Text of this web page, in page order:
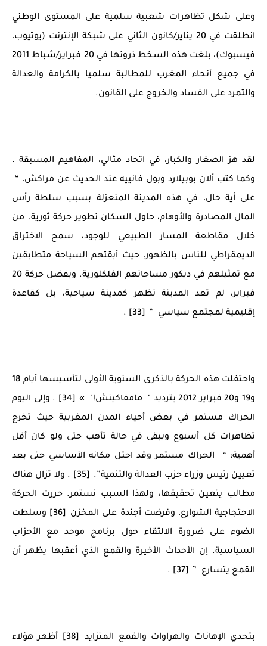
وعلى شكل تظاهرات شعبية سلمية على المستوى الوطني
انطلقت في 20 يناير/كانون الثاني على شبكة الإنترنت (يوتيوب،
فيسبوك)، بلغت هذه السخط ذروتها في 20 فبراير/شباط 2011
في جميع أنحاء المغرب للمطالبة سلميا بالكرامة والعدالة
والتمرد على الفساد والخروج على القانون.
لقد هز الصغار والكبار، في اتحاد مثالي، المفاهيم المسبقة .
وكما كتب ألان بوبيلارد وبول فانييه عند الحديث عن مراكش، “
على أية حال، في هذه المدينة المنعزلة بسبب سلطة رأس
المال المصادرة والأوهام، حاول السكان تطوير حركة ثورية. من
خلال مقاطعة المسار الطبيعي للوجود، سمح الاختراق
الديمقراطي للناس بالظهور، حيث أبقتهم السياحة متطابقين
مع تمثيلهم في ديكور مساحاتهم الفلكلورية. وبفضل حركة 20
فبراير، لم تعد المدينة تظهر كمدينة سياحية، بل كقاعدة
إقليمية لمجتمع سياسي ” [33] .
واحتفلت هذه الحركة بالذكرى السنوية الأولى لتأسيسها أيام 18
و19 و20 فبراير 2012 بترديد " مامفاكينش!" » [34] . وإلى اليوم
الحراك مستمر في بعض أحياء المدن المغربية حيث تخرج
تظاهرات كل أسبوع ويبقى في حالة تأهب حتى ولو كان أقل
أهمية: “ الحراك مستمر وقد احتل مكانه الأساسي حتى بعد
تعيين رئيس وزراء حزب العدالة والتنمية”. [35] . ولا تزال هناك
مطالب يتعين تحقيقها، ولهذا السبب نستمر. حررت الحركة
الاحتجاجية الشوارع، وفرضت أجندة على المخزن [36] وسلطت
الضوء على ضرورة الالتقاء حول برنامج موحد مع الأحزاب
السياسية. إن الأحداث الأخيرة والقمع الذي أعقبها يظهر أن
القمع يتسارع ” [37] .
بتحدي الإهانات والهراوات والقمع المتزايد [38] أظهر هؤلاء